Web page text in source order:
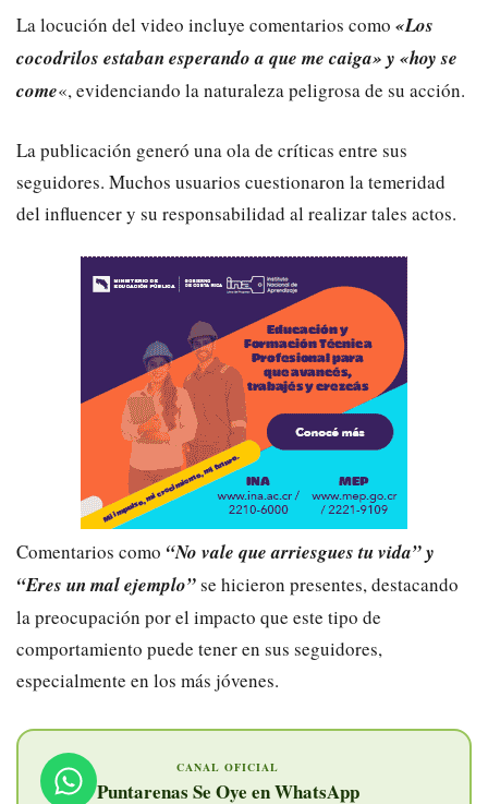
La locución del video incluye comentarios como «Los
cocodrilos estaban esperando a que me caiga» y «hoy se
come«, evidenciando la naturaleza peligrosa de su acción.
La publicación generó una ola de críticas entre sus
seguidores. Muchos usuarios cuestionaron la temeridad
del influencer y su responsabilidad al realizar tales actos.
Comentarios como “No vale que arriesgues tu vida” y
“Eres un mal ejemplo”se hicieron presentes, destacando
la preocupación por el impacto que este tipo de
comportamiento puede tener en sus seguidores,
especialmente en los más jóvenes.
CANAL OFICIAL
Puntarenas Se Oye en WhatsApp